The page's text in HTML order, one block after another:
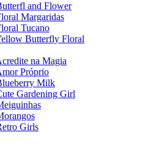
and Flower
Margaridas
Tucano
Butterfly Floral
na Magia
Próprio
Milk
Gardening Girl
Girls